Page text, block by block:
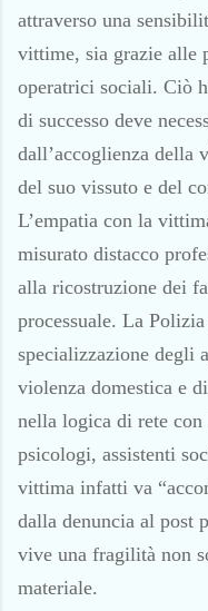
attraverso una
vittime, sia grazie alle
operatrici sociali. Ciò
di successo deve
dall’accoglienza della
del suo vissuto e del
L’empatia con la
misurato distacco
alla ricostruzione dei
processuale. La
specializzazione degli
violenza domestica e
nella logica di rete
psicologi, assistenti
vittima infatti va
dalla denuncia al post
vive una fragilità non
materiale.